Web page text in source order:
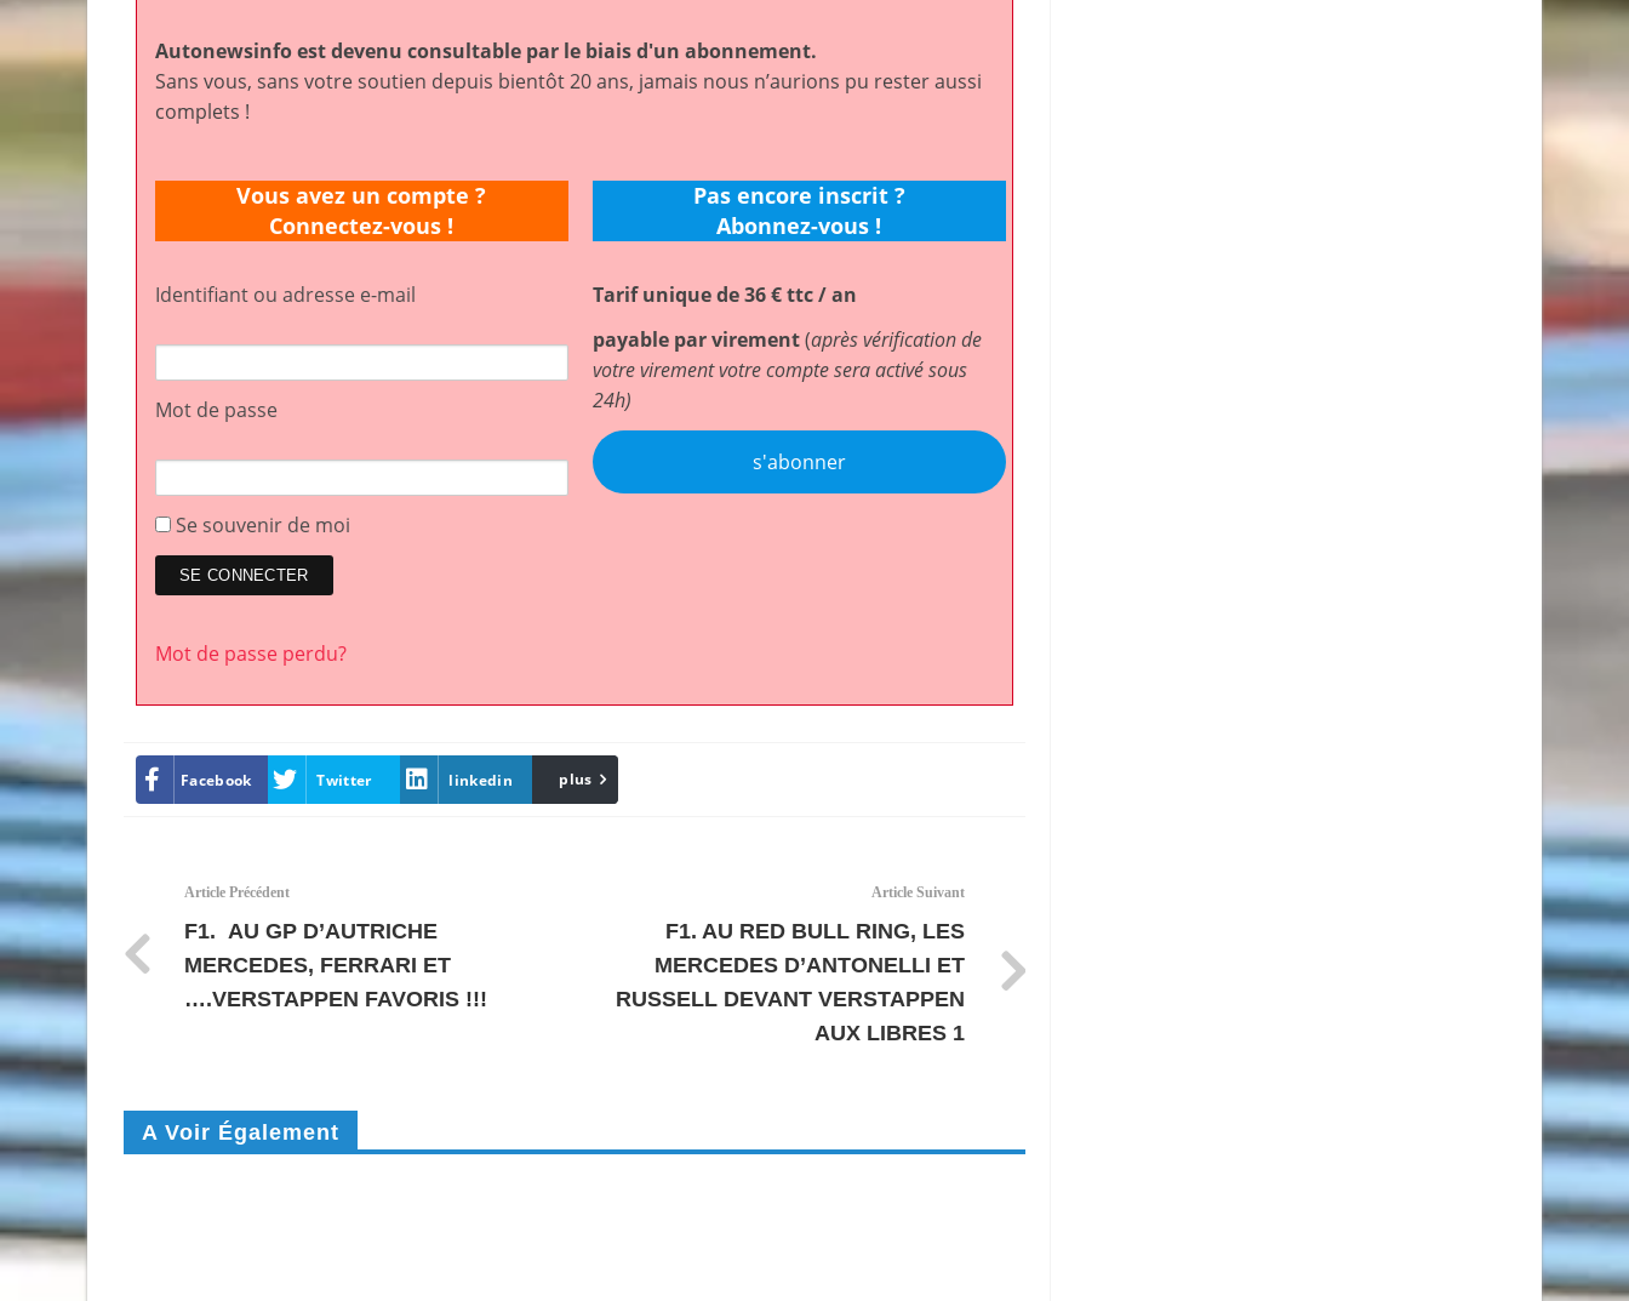
Autonewsinfo est devenu consultable par le biais d'un abonnement.
Sans vous, sans votre soutien depuis bientôt 20 ans, jamais nous n’aurions pu rester aussi
complets !
Vous avez un compte ?
Connectez-vous !
Identifiant ou adresse e-mail
Mot de passe
Se souvenir de moi
Mot de passe perdu?
Pas encore inscrit ?
Abonnez-vous !
Tarif unique de 36 € ttc / an
payable par virement(après vérification de
votre virement votre compte sera activé sous
24h)
s'abonner
Facebook Twitter linkedin Email
plus
Article Précédent
F1. AU GP D’AUTRICHE
MERCEDES, FERRARI ET
….VERSTAPPEN FAVORIS !!!
Article Suivant
F1. AU RED BULL RING, LES
MERCEDES D’ANTONELLI ET
RUSSELL DEVANT VERSTAPPEN
AUX LIBRES 1
A Voir Également